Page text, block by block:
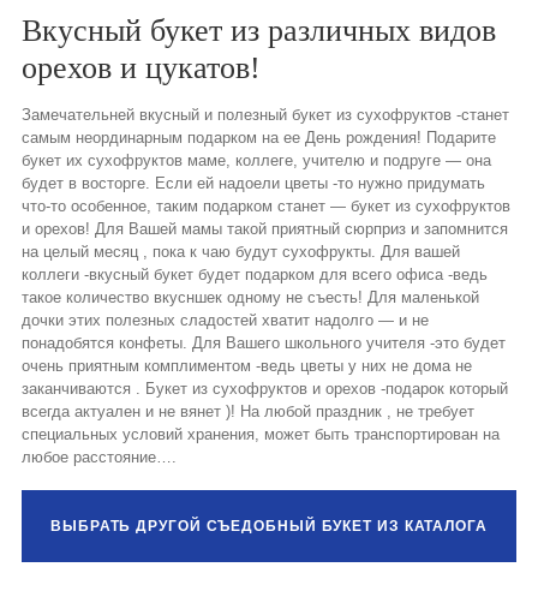
Вкусный букет из различных видов
орехов и цукатов!
Замечательней вкусный и полезный букет из сухофруктов -станет
самым неординарным подарком на ее День рождения! Подарите
букет их сухофруктов маме, коллеге, учителю и подруге — она
будет в восторге. Если ей надоели цветы -то нужно придумать
что-то особенное, таким подарком станет — букет из сухофруктов
и орехов! Для Вашей мамы такой приятный сюрприз и запомнится
на целый месяц , пока к чаю будут сухофрукты. Для вашей
коллеги -вкусный букет будет подарком для всего офиса -ведь
такое количество вкусншек одному не съесть! Для маленькой
дочки этих полезных сладостей хватит надолго — и не
понадобятся конфеты. Для Вашего школьного учителя -это будет
очень приятным комплиментом -ведь цветы у них не дома не
заканчиваются . Букет из сухофруктов и орехов -подарок который
всегда актуален и не вянет )! На любой праздник , не требует
специальных условий хранения, может быть транспортирован на
любое расстояние….
ВЫБРАТЬ ДРУГОЙ СЪЕДОБНЫЙ БУКЕТ ИЗ КАТАЛОГА